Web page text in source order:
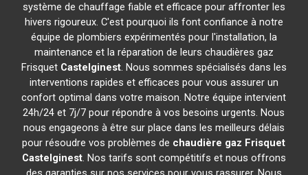
système de chauffage fiable et efficace pour affronter les
hivers rigoureux. C'est pourquoi ils font confiance à notre
équipe de plombiers expérimentés pour l'installation, la
maintenance et la réparation de leurs chaudières gaz
Frisquet Castelginest. Nous sommes spécialisés dans les
interventions rapides et efficaces pour vous assurer un
confort optimal dans votre maison. Notre équipe intervient
24h/24 et 7j/7 pour répondre à vos besoins urgents. Nous
nous engageons à être sur place dans les meilleurs délais
pour résoudre vos problèmes de chaudière gaz Frisquet
Castelginest. Nos tarifs sont compétitifs et nous offrons